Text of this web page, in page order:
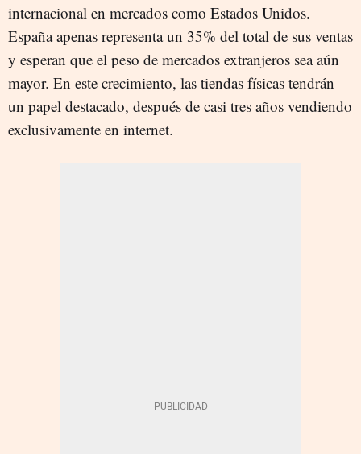
internacional en mercados como Estados Unidos.
España apenas representa un 35% del total de sus ventas
y esperan que el peso de mercados extranjeros sea aún
mayor. En este crecimiento, las tiendas físicas tendrán
un papel destacado, después de casi tres años vendiendo
exclusivamente en internet.